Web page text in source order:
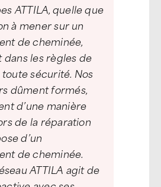
ATTILA, quelle que
à mener sur un
de cheminée,
dans les règles de
toute sécurité. Nos
dûment formés,
d’une manière
de la réparation
d’un
de cheminée.
ATTILA agit de